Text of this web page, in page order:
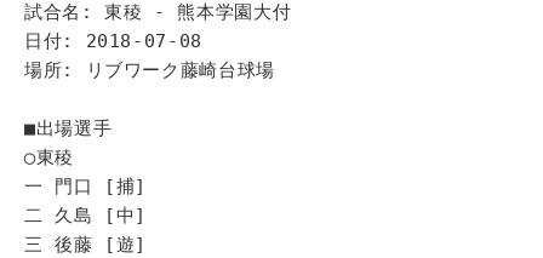
試合名: 東稜 - 熊本学園大付
日付: 2018-07-08
場所: リブワーク藤崎台球場
■出場選手
◯東稜
一 門口 [捕]
二 久島 [中]
三 後藤 [遊]